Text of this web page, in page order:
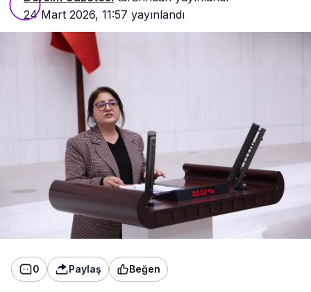
24 Mart 2026, 11:57 yayınlandı
0 Paylaş Beğen